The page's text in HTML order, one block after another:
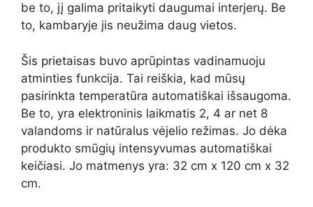
be to, jį galima pritaikyti daugumai interjerų. Be
to, kambaryje jis neužima daug vietos.
Šis prietaisas buvo aprūpintas vadinamuoju
atminties funkcija. Tai reiškia, kad mūsų
pasirinkta temperatūra automatiškai išsaugoma.
Be to, yra elektroninis laikmatis 2, 4 ar net 8
valandoms ir natūralus vėjelio režimas. Jo dėka
produkto smūgių intensyvumas automatiškai
keičiasi. Jo matmenys yra: 32 cm x 120 cm x 32
cm.